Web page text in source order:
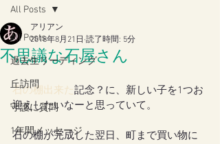
All Posts
過去生リーディング
丘訪問
守護に質問
1年間メッセージ
All Posts
不思議な石屋さん
アリアン
2018年8月21日 読了時間: 5分
石の棚出来た記念？に、新しい子を1つお
迎えしたいなーと思っていて。
石の棚が完成した翌日、町まで買い物に